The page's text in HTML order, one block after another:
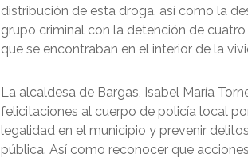
distribución de esta droga, así como la
grupo criminal con la detención de
que se encontraban en el interior de la
La alcaldesa de Bargas, Isabel María
felicitaciones al cuerpo de policía local
legalidad en el municipio y prevenir
pública. Así como reconocer que